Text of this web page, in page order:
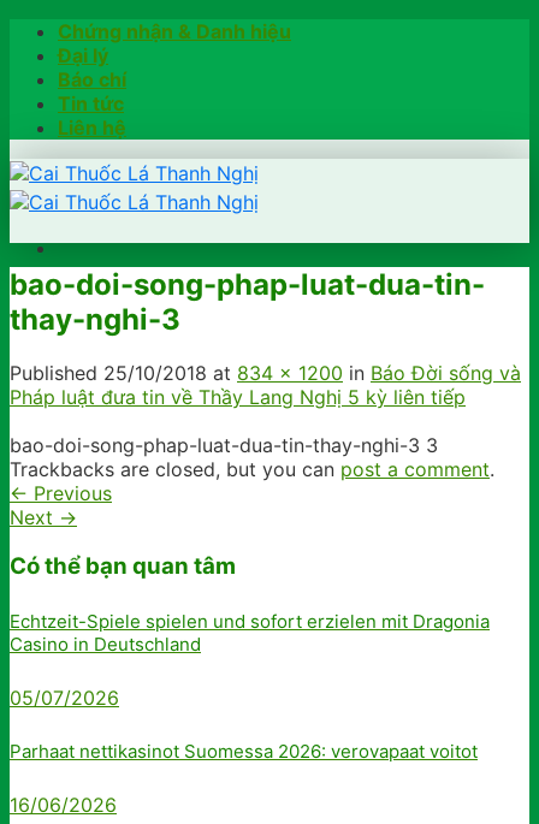
Skip
content
Chứng nhận & Danh hiệu
Đại lý
Báo chí
Tin tức
Liên hệ
Trang chủ
Hướng dẫn
Khách hàng chia sẻ
Kiểm tra chính hãng
Đặt hàng
bao-doi-song-phap-luat-dua-tin-
thay-nghi-3
Published 25/10/2018 at 834 × 1200 in Báo Đời sống và
Pháp luật đưa tin về Thầy Lang Nghị 5 kỳ liên tiếp
bao-doi-song-phap-luat-dua-tin-thay-nghi-3 3
Trackbacks are closed, but you can post a comment.
← Previous
Next →
Có thể bạn quan tâm
Echtzeit-Spiele spielen und sofort erzielen mit Dragonia
Casino in Deutschland
05/07/2026
Parhaat nettikasinot Suomessa 2026: verovapaat voitot
16/06/2026